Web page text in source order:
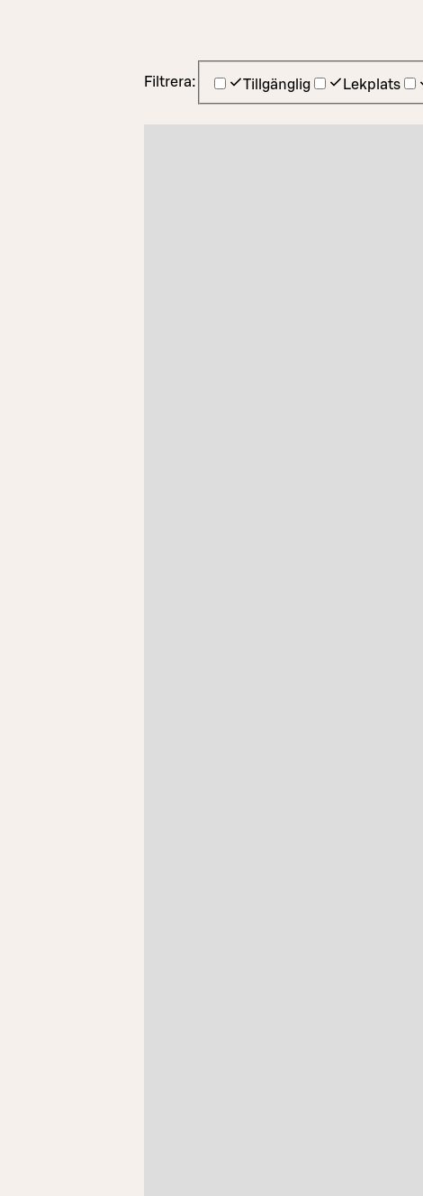
Filtrera: Tillgänglig Lekplats